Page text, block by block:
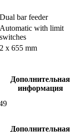
Dual bar feeder
Automatic with limit
switches
2 x 655 mm
Дополнительная
информация
Дополнительная